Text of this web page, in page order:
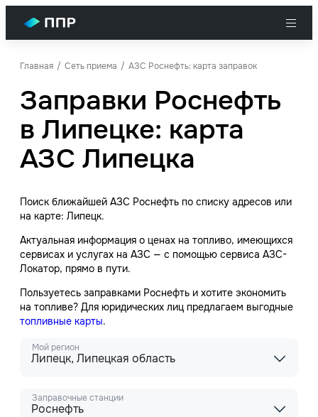
Главная Сеть приема АЗС Роснефть: карта заправок
Заправки Роснефть
в Липецке: карта
АЗС Липецка
Поиск ближайшей АЗС Роснефть по списку адресов или
на карте: Липецк.
Актуальная информация о ценах на топливо, имеющихся
сервисах и услугах на АЗС — с помощью сервиса АЗС-
Локатор, прямо в пути.
Пользуетесь заправками Роснефть и хотите экономить
на топливе? Для юридических лиц предлагаем выгодные
топливные карты.
Мой регион
Липецк, Липецкая область
Заправочные станции
Роснефть